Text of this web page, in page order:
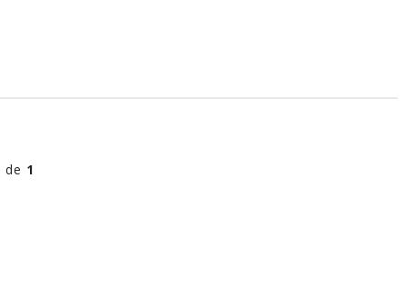
de 1